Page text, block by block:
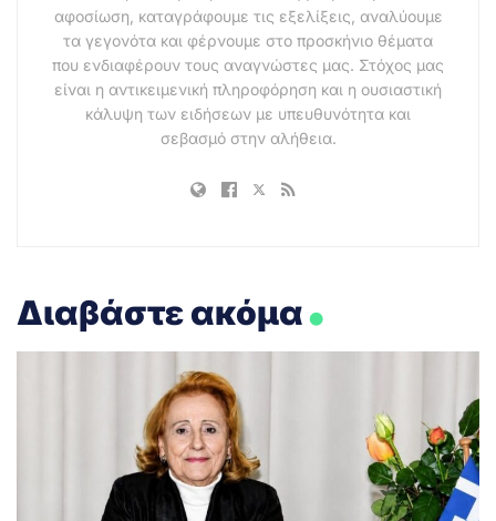
αφοσίωση, καταγράφουμε τις εξελίξεις, αναλύουμε
τα γεγονότα και φέρνουμε στο προσκήνιο θέματα
που ενδιαφέρουν τους αναγνώστες μας. Στόχος μας
είναι η αντικειμενική πληροφόρηση και η ουσιαστική
κάλυψη των ειδήσεων με υπευθυνότητα και
σεβασμό στην αλήθεια.
Διαβάστε ακόμα.